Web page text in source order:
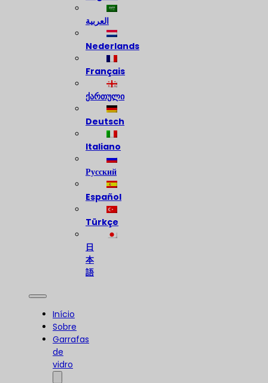
العربية
Nederlands
Français
ქართული
Deutsch
Italiano
Русский
Español
Türkçe
日
本
語
Início
Sobre
Garrafas
de
vidro